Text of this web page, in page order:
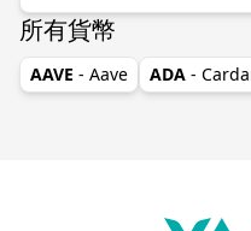
所有貨幣
AAVE - Aave ADA -